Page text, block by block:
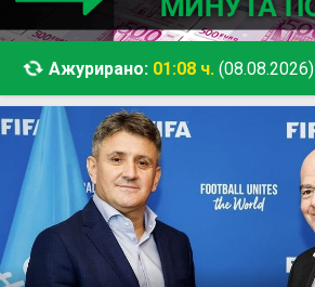
Ажурирано: 01:08 ч.(08.08.2026)